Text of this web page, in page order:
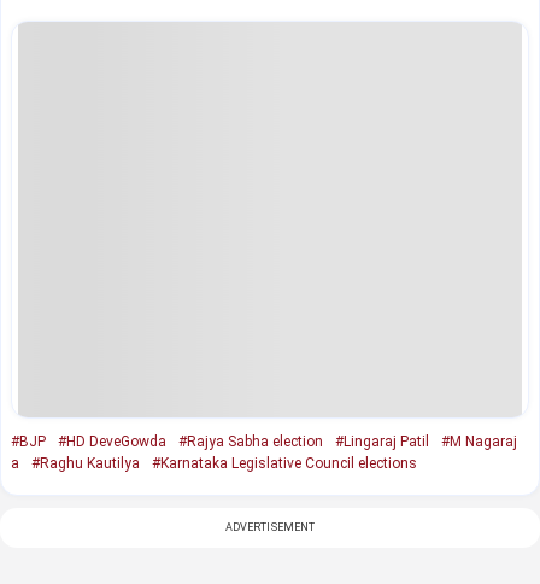
#BJP #HD DeveGowda #Rajya Sabha election #Lingaraj Patil
#M Nagaraj
a
#Raghu Kautilya #Karnataka Legislative Council elections
ADVERTISEMENT